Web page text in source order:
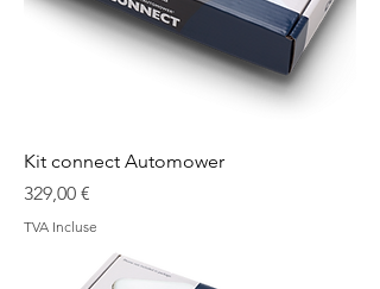
Kit connect Automower
Prix
329,00 €
TVA Incluse